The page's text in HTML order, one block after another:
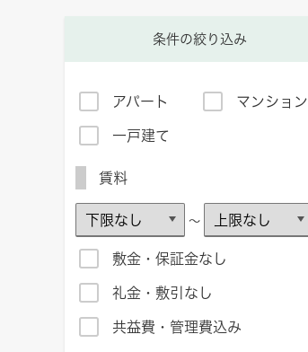
条件の絞り込み
アパート マンション
一戸建て
賃料
～
敷金・保証金なし
礼金・敷引なし
共益費・管理費込み